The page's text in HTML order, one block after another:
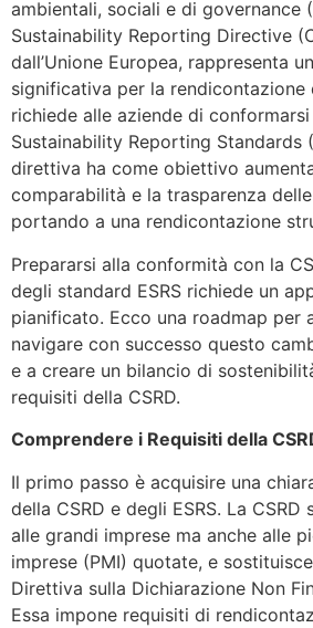
ambientali, sociali e di governance
Sustainability Reporting Directive
dall’Unione Europea, rappresenta
significativa per la rendicontazione
richiede alle aziende di
Sustainability Reporting Standards
direttiva ha come obiettivo
comparabilità e la trasparenza
portando a una rendicontazione
Prepararsi alla conformità con la
degli standard ESRS richiede un
pianificato. Ecco una roadmap per
navigare con successo questo
e a creare un bilancio di
requisiti della CSRD.
Comprendere i Requisiti della
Il primo passo è acquisire una
della CSRD e degli ESRS. La
alle grandi imprese ma anche alle
imprese (PMI) quotate, e
Direttiva sulla Dichiarazione Non
Essa impone requisiti di